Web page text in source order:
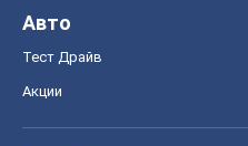
Авто
Тест Драйв
Акции